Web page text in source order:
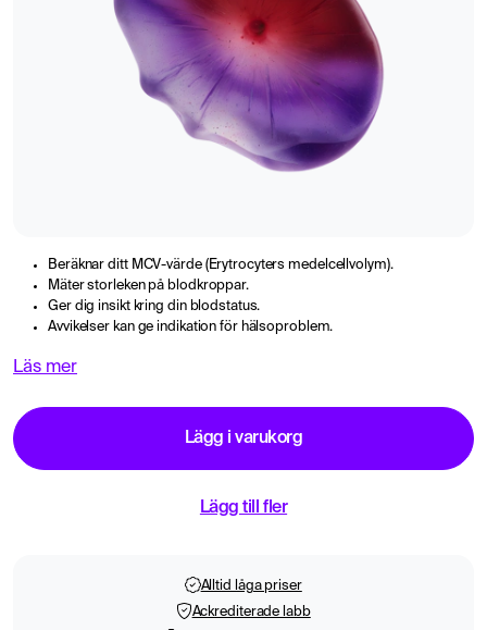
Beräknar ditt MCV-värde (Erytrocyters medelcellvolym).
Mäter storleken på blodkroppar.
Ger dig insikt kring din blodstatus.
Avvikelser kan ge indikation för hälsoproblem.
Läs mer
Lägg i varukorg
Lägg till fler
Alltid låga priser
Ackrediterade labb